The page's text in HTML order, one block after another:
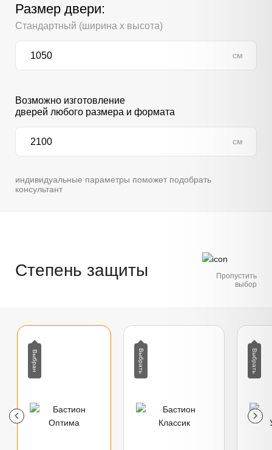
Размер двери:
Стандартный (ширина х высота)
см
Возможно изготовление
дверей любого размера и формата
см
индивидуальные параметры поможет подобрать
консультант
Степень защиты
Пропустить
выбор